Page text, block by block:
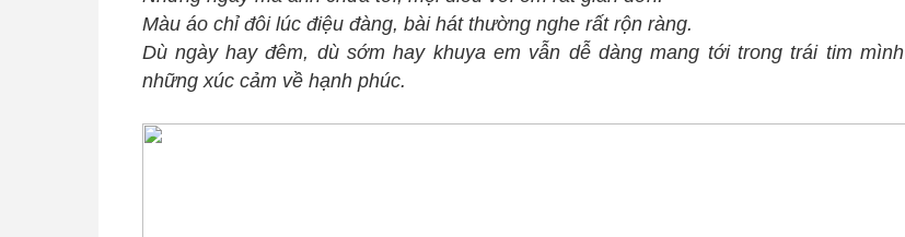
Màu áo chỉ đôi lúc điệu đàng, bài hát thường nghe rất rộn ràng.
Dù ngày hay đêm, dù sớm hay khuya em vẫn dễ dàng mang tới trong trái tim mình
những xúc cảm về hạnh phúc.